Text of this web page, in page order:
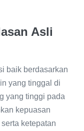
Asli
baik berdasarkan
yang tinggal di
yang tinggi pada
kepuasan
ketepatan